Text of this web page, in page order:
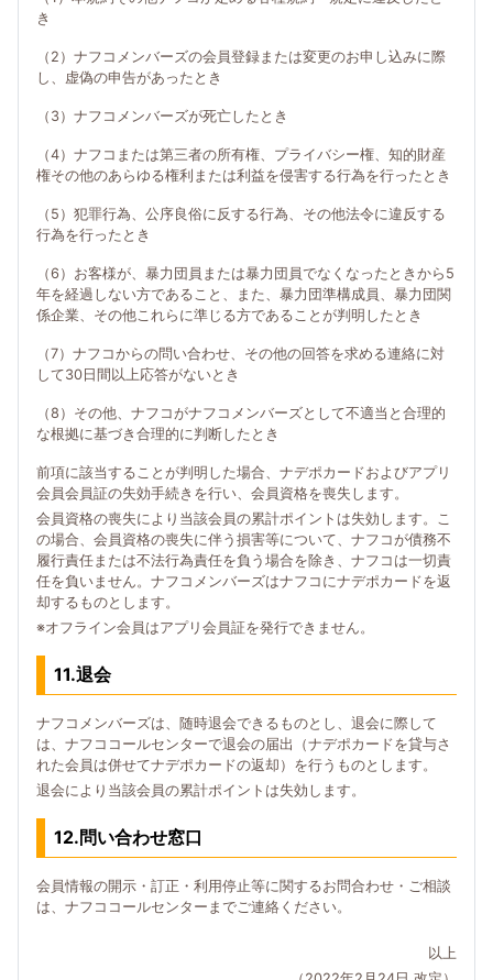
き
（2）ナフコメンバーズの会員登録または変更のお申し込みに際
し、虚偽の申告があったとき
（3）ナフコメンバーズが死亡したとき
（4）ナフコまたは第三者の所有権、プライバシー権、知的財産
権その他のあらゆる権利または利益を侵害する行為を行ったとき
（5）犯罪行為、公序良俗に反する行為、その他法令に違反する
行為を行ったとき
（6）お客様が、暴力団員または暴力団員でなくなったときから5
年を経過しない方であること、また、暴力団準構成員、暴力団関
係企業、その他これらに準じる方であることが判明したとき
（7）ナフコからの問い合わせ、その他の回答を求める連絡に対
して30日間以上応答がないとき
（8）その他、ナフコがナフコメンバーズとして不適当と合理的
な根拠に基づき合理的に判断したとき
前項に該当することが判明した場合、ナデポカードおよびアプリ
会員会員証の失効手続きを行い、会員資格を喪失します。
会員資格の喪失により当該会員の累計ポイントは失効します。こ
の場合、会員資格の喪失に伴う損害等について、ナフコが債務不
履行責任または不法行為責任を負う場合を除き、ナフコは一切責
任を負いません。ナフコメンバーズはナフコにナデポカードを返
却するものとします。
※オフライン会員はアプリ会員証を発行できません。
11.退会
ナフコメンバーズは、随時退会できるものとし、退会に際して
は、ナフココールセンターで退会の届出（ナデポカードを貸与さ
れた会員は併せてナデポカードの返却）を行うものとします。
退会により当該会員の累計ポイントは失効します。
12.問い合わせ窓口
会員情報の開示・訂正・利用停止等に関するお問合わせ・ご相談
は、ナフココールセンターまでご連絡ください。
以上